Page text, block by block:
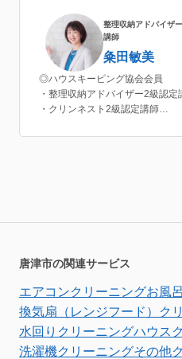
整理収納アドバイザ
講師
粂田敏美
◎ハウスキーピング協会会員
・整理収納アドバイザー2級認定
・クリンネスト2級認定講師
・親・子の片づけマスターイン
唐津市の関連サービス
エアコンクリーニングお風
換気扇（レンジフード）ク
水回りクリーニングハウス
洗濯機クリーニングその他